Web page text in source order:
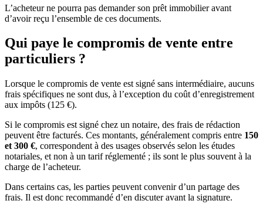
L’acheteur ne pourra pas demander son prêt immobilier avant
d’avoir reçu l’ensemble de ces documents.
Qui paye le compromis de vente entre
particuliers ?
Lorsque le compromis de vente est signé sans intermédiaire, aucuns
frais spécifiques ne sont dus, à l’exception du coût d’enregistrement
aux impôts (125 €).
Si le compromis est signé chez un notaire, des frais de rédaction
peuvent être facturés. Ces montants, généralement compris entre 150
et 300 €, correspondent à des usages observés selon les études
notariales, et non à un tarif réglementé ; ils sont le plus souvent à la
charge de l’acheteur.
Dans certains cas, les parties peuvent convenir d’un partage des
frais. Il est donc recommandé d’en discuter avant la signature.